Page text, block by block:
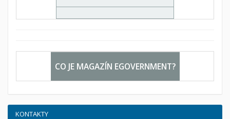
CO JE MAGAZÍN EGOVERNMENT?
KONTAKTY